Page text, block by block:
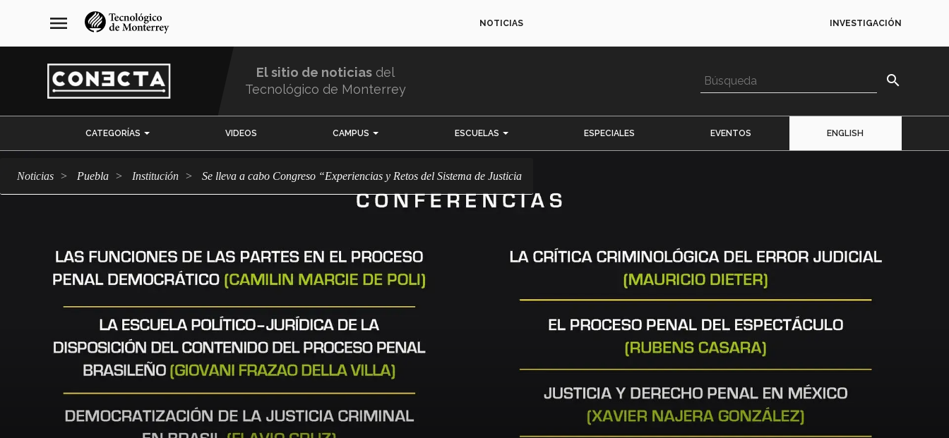
navegación
principal
menu NOTICIAS INVESTIGACIÓN
El sitio de noticias del
Tecnológico de Monterrey
search
CATEGORÍAS VIDEOS CAMPUS ESCUELAS ESPECIALES EVENTOS ENGLISH
Noticias Puebla Institución Se lleva a cabo Congreso “Experiencias y Retos del Sistema de Justicia